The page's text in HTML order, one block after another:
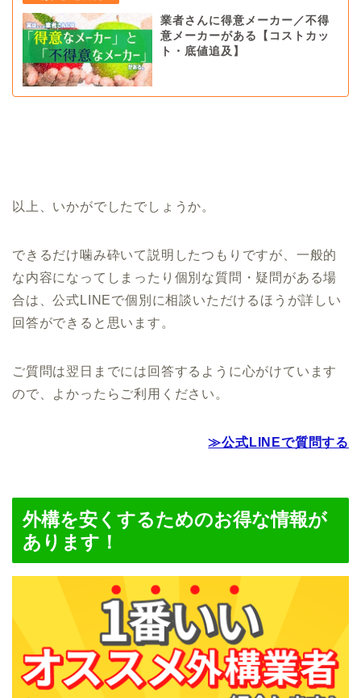
業者さんに得意メーカー／不得
意メーカーがある【コストカッ
ト・底値追及】
以上、いかがでしたでしょうか。
できるだけ噛み砕いて説明したつもりですが、一般的
な内容になってしまったり個別な質問・疑問がある場
合は、公式LINEで個別に相談いただけるほうが詳しい
回答ができると思います。
ご質問は翌日までには回答するように心がけています
ので、よかったらご利用ください。
≫公式LINEで質問する
外構を安くするためのお得な情報が
あります！